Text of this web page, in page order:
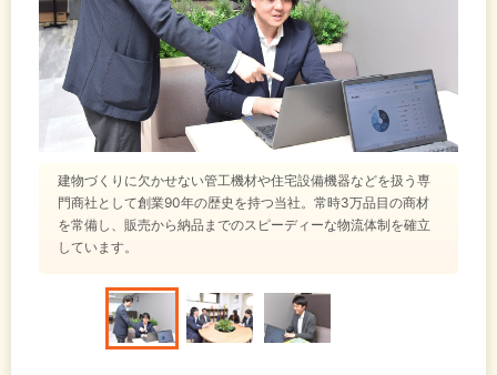
建物づくりに欠かせない管工機材や住宅設備機器などを扱う専
門商社として創業90年の歴史を持つ当社。常時3万品目の商材
を常備し、販売から納品までのスピーディーな物流体制を確立
しています。